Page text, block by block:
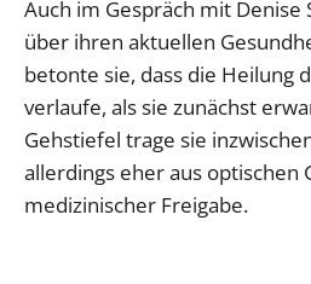
Auch im Gespräch mit Denise
über ihren aktuellen
betonte sie, dass die Heilung
verlaufe, als sie zunächst
Gehstiefel trage sie
allerdings eher aus optischen
medizinischer Freigabe.